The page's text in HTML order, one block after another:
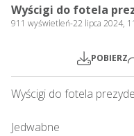
Wyścigi do fotela
911 wyświetleń-22 lipca 2024,
POBIERZ
Wyścigi do fotela
Jedwabne